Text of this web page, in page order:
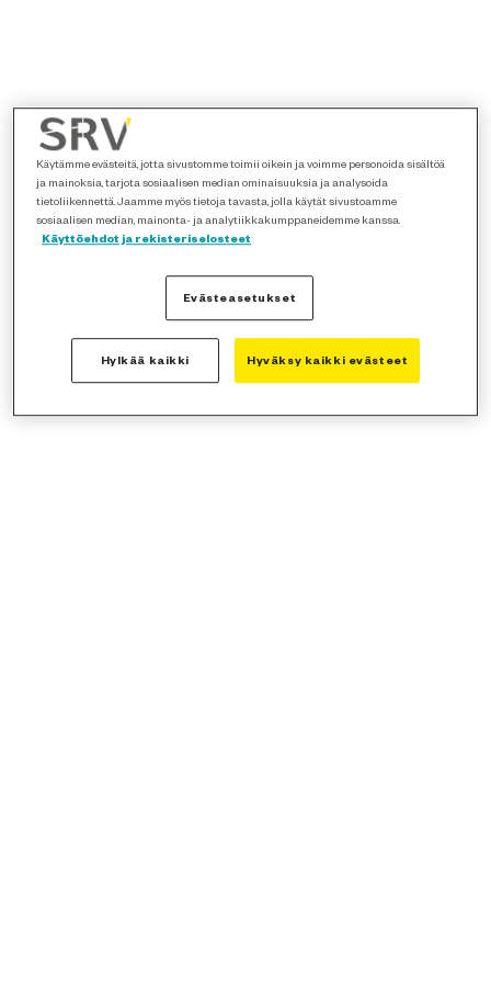
Käytämme evästeitä, jotta sivustomme toimii oikein ja voimme personoida sisältöä
ja mainoksia, tarjota sosiaalisen median ominaisuuksia ja analysoida
tietoliikennettä. Jaamme myös tietoja tavasta, jolla käytät sivustoamme
sosiaalisen median, mainonta- ja analytiikkakumppaneidemme kanssa.
Käyttöehdot ja rekisteriselosteet
Evästeasetukset
Hylkää kaikki Hyväksy kaikki evästeet